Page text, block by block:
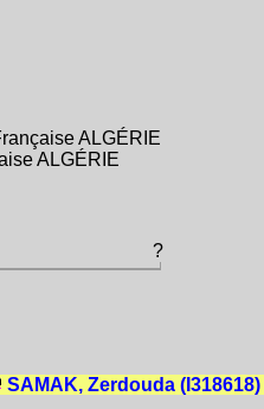
ALGÉRIE
ALGÉRIE
?
SAMAK, Zerdouda (I318618)